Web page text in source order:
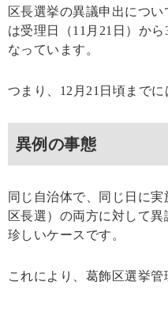
区長選挙の異議申出につ
は受理日（11月21日）か
なっています。
つまり、12月21日頃までに
異例の事態
同じ自治体で、同じ日に実
区長選）の両方に対して
珍しいケースです。
これにより、葛飾区選挙管